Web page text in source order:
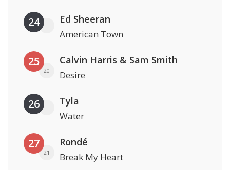
24 Ed Sheeran
American Town
25
20
Calvin Harris & Sam Smith
Desire
26 Tyla
Water
27
21
Rondé
Break My Heart